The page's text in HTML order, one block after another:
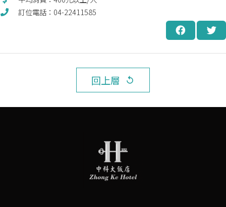
訂位電話：04-22411585
回上層 replay